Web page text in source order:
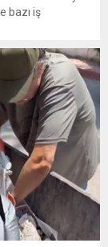
bazı iş